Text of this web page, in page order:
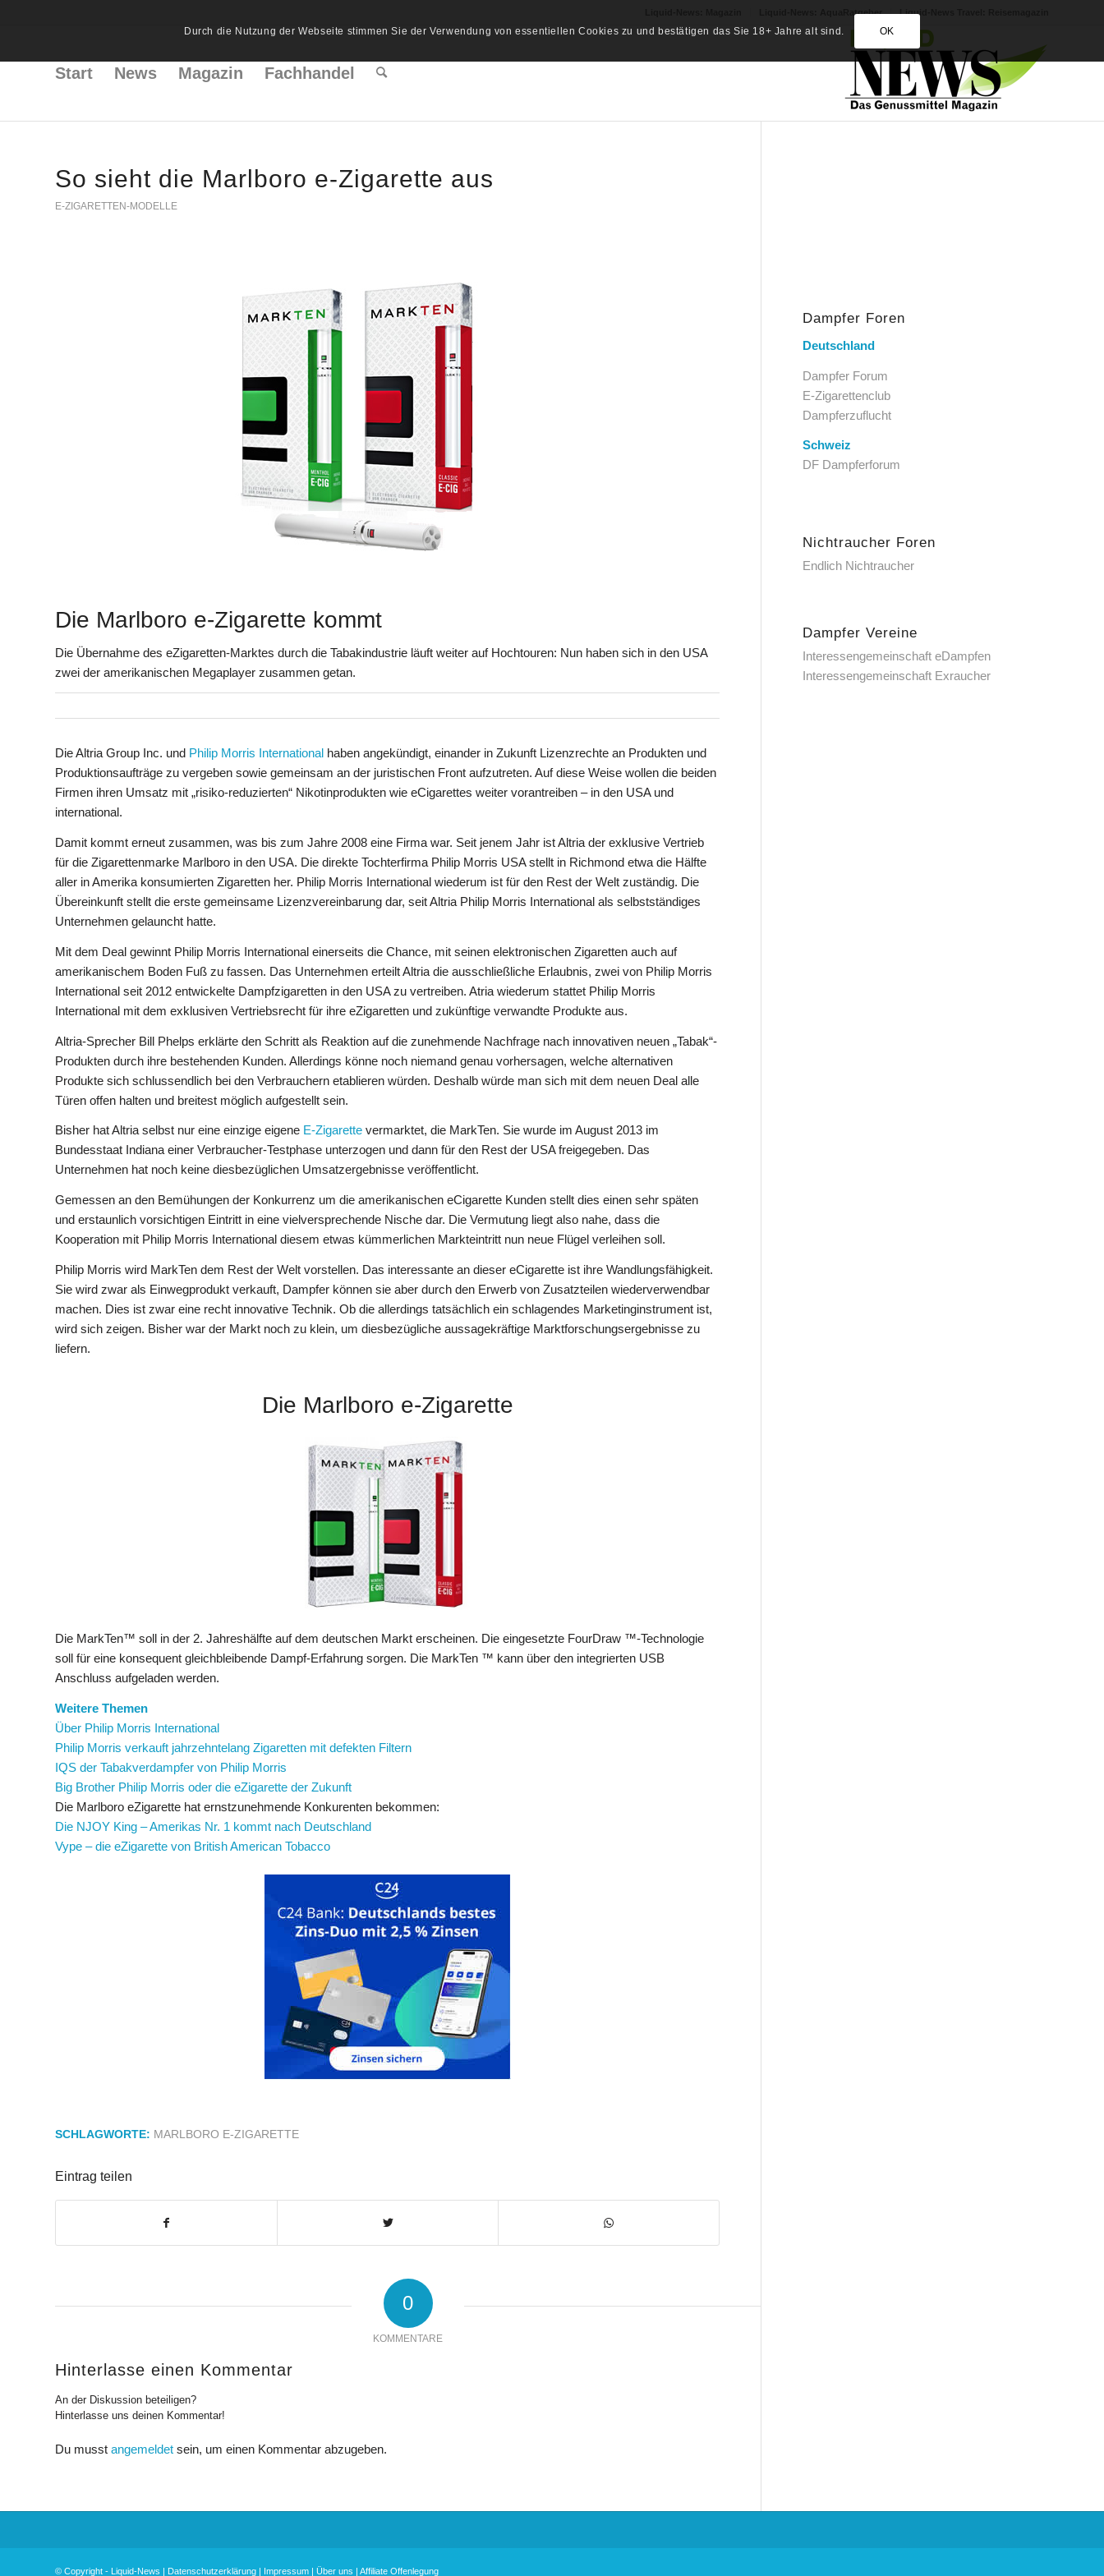
Liquid-News: AquaRatgeber Liquid-News Travel: Reisemagazin
Start News Magazin Fachhandel
So sieht die Marlboro e-Zigarette aus
E-ZIGARETTEN-MODELLE
Die Marlboro e-Zigarette kommt
Die Übernahme des eZigaretten-Marktes durch die Tabakindustrie läuft weiter auf Hochtouren: Nun haben sich in den USA
zwei der amerikanischen Megaplayer zusammen getan.
Die Altria Group Inc. und Philip Morris International haben angekündigt, einander in Zukunft Lizenzrechte an Produkten und
Produktionsaufträge zu vergeben sowie gemeinsam an der juristischen Front aufzutreten. Auf diese Weise wollen die beiden
Firmen ihren Umsatz mit „risiko-reduzierten“ Nikotinprodukten wie eCigarettes weiter vorantreiben – in den USA und
international.
Damit kommt erneut zusammen, was bis zum Jahre 2008 eine Firma war. Seit jenem Jahr ist Altria der exklusive Vertrieb
für die Zigarettenmarke Marlboro in den USA. Die direkte Tochterfirma Philip Morris USA stellt in Richmond etwa die Hälfte
aller in Amerika konsumierten Zigaretten her. Philip Morris International wiederum ist für den Rest der Welt zuständig. Die
Übereinkunft stellt die erste gemeinsame Lizenzvereinbarung dar, seit Altria Philip Morris International als selbstständiges
Unternehmen gelauncht hatte.
Mit dem Deal gewinnt Philip Morris International einerseits die Chance, mit seinen elektronischen Zigaretten auch auf
amerikanischem Boden Fuß zu fassen. Das Unternehmen erteilt Altria die ausschließliche Erlaubnis, zwei von Philip Morris
International seit 2012 entwickelte Dampfzigaretten in den USA zu vertreiben. Atria wiederum stattet Philip Morris
International mit dem exklusiven Vertriebsrecht für ihre eZigaretten und zukünftige verwandte Produkte aus.
Altria-Sprecher Bill Phelps erklärte den Schritt als Reaktion auf die zunehmende Nachfrage nach innovativen neuen „Tabak“-
Produkten durch ihre bestehenden Kunden. Allerdings könne noch niemand genau vorhersagen, welche alternativen
Produkte sich schlussendlich bei den Verbrauchern etablieren würden. Deshalb würde man sich mit dem neuen Deal alle
Türen offen halten und breitest möglich aufgestellt sein.
Bisher hat Altria selbst nur eine einzige eigene E-Zigarette vermarktet, die MarkTen. Sie wurde im August 2013 im
Bundesstaat Indiana einer Verbraucher-Testphase unterzogen und dann für den Rest der USA freigegeben. Das
Unternehmen hat noch keine diesbezüglichen Umsatzergebnisse veröffentlicht.
Gemessen an den Bemühungen der Konkurrenz um die amerikanischen eCigarette Kunden stellt dies einen sehr späten
und erstaunlich vorsichtigen Eintritt in eine vielversprechende Nische dar. Die Vermutung liegt also nahe, dass die
Kooperation mit Philip Morris International diesem etwas kümmerlichen Markteintritt nun neue Flügel verleihen soll.
Philip Morris wird MarkTen dem Rest der Welt vorstellen. Das interessante an dieser eCigarette ist ihre Wandlungsfähigkeit.
Sie wird zwar als Einwegprodukt verkauft, Dampfer können sie aber durch den Erwerb von Zusatzteilen wiederverwendbar
machen. Dies ist zwar eine recht innovative Technik. Ob die allerdings tatsächlich ein schlagendes Marketinginstrument ist,
wird sich zeigen. Bisher war der Markt noch zu klein, um diesbezügliche aussagekräftige Marktforschungsergebnisse zu
liefern.
Die Marlboro e-Zigarette
Die MarkTen™ soll in der 2. Jahreshälfte auf dem deutschen Markt erscheinen. Die eingesetzte FourDraw ™-Technologie
soll für eine konsequent gleichbleibende Dampf-Erfahrung sorgen. Die MarkTen ™ kann über den integrierten USB
Anschluss aufgeladen werden.
Weitere Themen
Über Philip Morris International
Philip Morris verkauft jahrzehntelang Zigaretten mit defekten Filtern
IQS der Tabakverdampfer von Philip Morris
Big Brother Philip Morris oder die eZigarette der Zukunft
Die Marlboro eZigarette hat ernstzunehmende Konkurenten bekommen:
Die NJOY King – Amerikas Nr. 1 kommt nach Deutschland
Vype – die eZigarette von British American Tobacco
SCHLAGWORTE: MARLBORO E-ZIGARETTE
Eintrag teilen
0
KOMMENTARE
Hinterlasse einen Kommentar
An der Diskussion beteiligen?
Hinterlasse uns deinen Kommentar!
Du musst angemeldet sein, um einen Kommentar abzugeben.
Dampfer Foren
Deutschland
Dampfer Forum
E-Zigarettenclub
Dampferzuflucht
Schweiz
DF Dampferforum
Nichtraucher Foren
Endlich Nichtraucher
Dampfer Vereine
Interessengemeinschaft eDampfen
Interessengemeinschaft Exraucher
© Copyright - Liquid-News | Datenschutzerklärung | Impressum | Über uns | Affiliate Offenlegung
Durch die Nutzung der Webseite stimmen Sie der Verwendung von essentiellen Cookies zu und bestätigen das Sie 18+ Jahre alt sind. OK